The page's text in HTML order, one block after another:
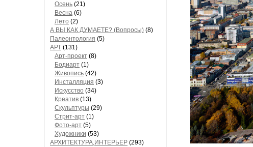
Осень (21)
Весна (6)
Лето (2)
А ВЫ КАК ДУМАЕТЕ? (Вопросы) (8)
Палеонтология (5)
АРТ (131)
Арт-проект (8)
Бодиарт (1)
Живопись (42)
Инсталляция (3)
Искусство (34)
Креатив (13)
Скульптуры (29)
Стрит-арт (1)
Фото-арт (5)
Художники (53)
АРХИТЕКТУРА,ИНТЕРЬЕР (293)